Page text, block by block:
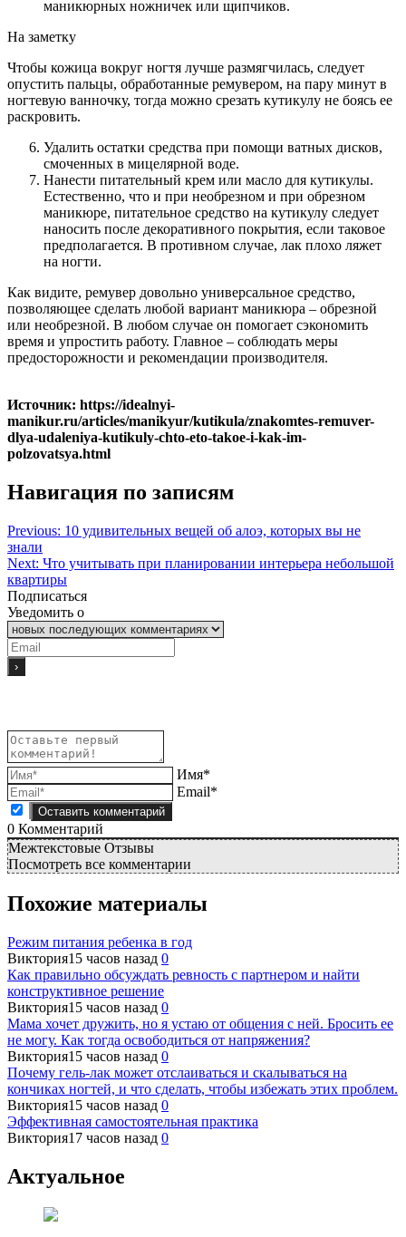
маникюрных ножничек или щипчиков.
На заметку
Чтобы кожица вокруг ногтя лучше размягчилась, следует
опустить пальцы, обработанные ремувером, на пару минут в
ногтевую ванночку, тогда можно срезать кутикулу не боясь ее
раскровить.
Удалить остатки средства при помощи ватных дисков,
смоченных в мицелярной воде.
Нанести питательный крем или масло для кутикулы.
Естественно, что и при необрезном и при обрезном
маникюре, питательное средство на кутикулу следует
наносить после декоративного покрытия, если таковое
предполагается. В противном случае, лак плохо ляжет
на ногти.
Как видите, ремувер довольно универсальное средство,
позволяющее сделать любой вариант маникюра – обрезной
или необрезной. В любом случае он помогает сэкономить
время и упростить работу. Главное – соблюдать меры
предосторожности и рекомендации производителя.
Источник: https://idealnyi-
manikur.ru/articles/manikyur/kutikula/znakomtes-remuver-
dlya-udaleniya-kutikuly-chto-eto-takoe-i-kak-im-
polzovatsya.html
Навигация по записям
Previous: 10 удивительных вещей об алоэ, которых вы не
знали
Next: Что учитывать при планировании интерьера небольшой
квартиры
Подписаться
Уведомить о
Имя*
Email*
0 Комментарий
Межтекстовые Отзывы
Посмотреть все комментарии
Похожие материалы
Режим питания ребенка в год
Виктория15 часов назад 0
Как правильно обсуждать ревность с партнером и найти
конструктивное решение
Виктория15 часов назад 0
Мама хочет дружить, но я устаю от общения с ней. Бросить ее
не могу. Как тогда освободиться от напряжения?
Виктория15 часов назад 0
Почему гель-лак может отслаиваться и скалываться на
кончиках ногтей, и что сделать, чтобы избежать этих проблем.
Виктория15 часов назад 0
Эффективная самостоятельная практика
Виктория17 часов назад 0
Актуальное